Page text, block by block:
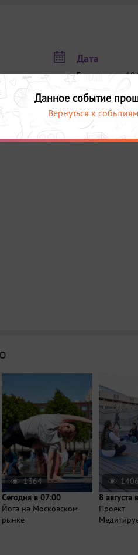
Дата
Ежедневно с
выходных до
1364
Сегодня в 07:00
Йога на Московском
рынке
1406
8 августа
Проект
Данное событие
Вернуться к событиям